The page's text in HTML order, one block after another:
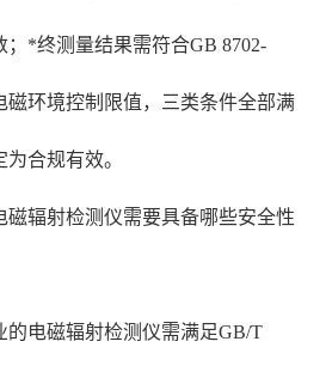
；*终测量结果需符合GB 8702-
磁环境控制限值，三类条件全部满
合规有效。
磁辐射检测仪需要具备哪些安全性
的电磁辐射检测仪需满足GB/T